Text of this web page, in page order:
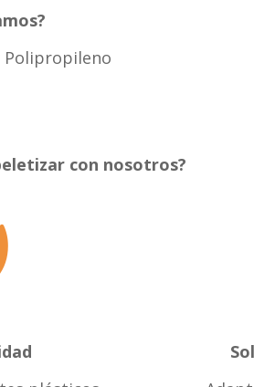
Polipropileno
con nosotros?